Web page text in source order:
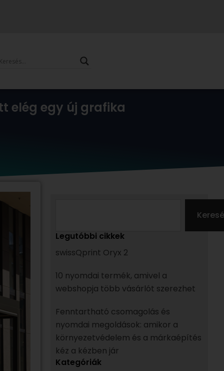
elég egy új grafika
Legutóbbi cikkek
swissQprint Oryx 2
10 nyomdai termék, amivel a
webshopja több vásárlót szerezhet
Fenntartható csomagolás és
nyomdai megoldások: amikor a
környezetvédelem és a márkaépítés
kéz a kézben jár
Kategóriák